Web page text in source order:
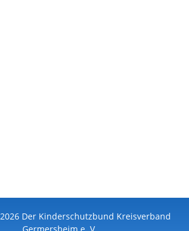
Der Kinderschutzbund Kreisverband